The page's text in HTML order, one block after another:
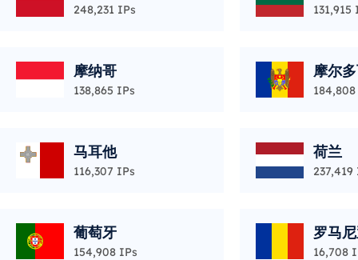
248,231 IPs 131,915
摩纳哥
138,865 IPs
摩尔
马耳他
116,307 IPs
荷兰
237,419
葡萄牙
154,908 IPs
罗马
16,708